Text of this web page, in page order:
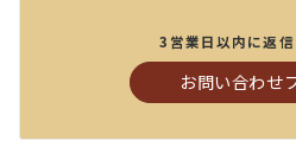
3営業日以内に返
お問い合わせ